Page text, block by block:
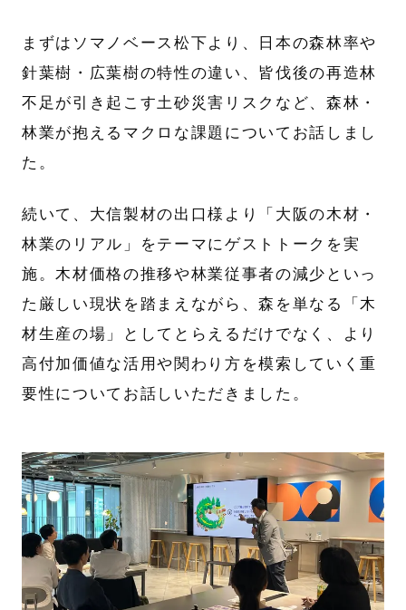
まずはソマノベース松下より、日本の森林率や
針葉樹・広葉樹の特性の違い、皆伐後の再造林
不足が引き起こす土砂災害リスクなど、森林・
林業が抱えるマクロな課題についてお話しまし
た。
続いて、大信製材の出口様より「大阪の木材・
林業のリアル」をテーマにゲストトークを実
施。木材価格の推移や林業従事者の減少といっ
た厳しい現状を踏まえながら、森を単なる「木
材生産の場」としてとらえるだけでなく、より
高付加価値な活用や関わり方を模索していく重
要性についてお話しいただきました。